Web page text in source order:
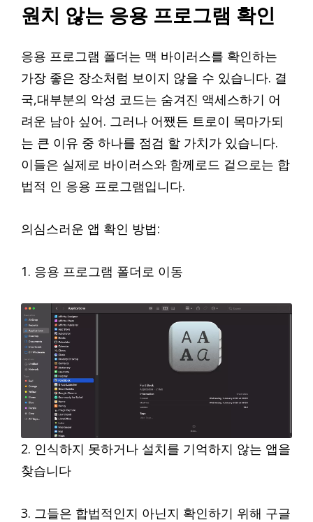
원치 않는 응용 프로그램 확인
응용 프로그램 폴더는 맥 바이러스를 확인하는
가장 좋은 장소처럼 보이지 않을 수 있습니다. 결
국,대부분의 악성 코드는 숨겨진 액세스하기 어
려운 남아 싶어. 그러나 어쨌든 트로이 목마가되
는 큰 이유 중 하나를 점검 할 가치가 있습니다.
이들은 실제로 바이러스와 함께로드 겉으로는 합
법적 인 응용 프로그램입니다.
의심스러운 앱 확인 방법:
1. 응용 프로그램 폴더로 이동
2. 인식하지 못하거나 설치를 기억하지 않는 앱을
찾습니다
3. 그들은 합법적인지 아닌지 확인하기 위해 구글